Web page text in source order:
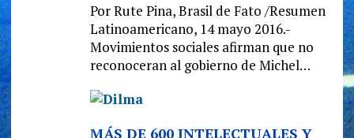
Por Rute Pina, Brasil de Fato /Resumen
Latinoamericano, 14 mayo 2016.-
Movimientos sociales afirman que no
reconoceran al gobierno de Michel…
MÁS DE 600 INTELECTUALES Y